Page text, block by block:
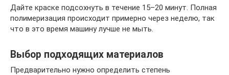
Дайте краске подсохнуть в течение 15–20 минут. Полная
полимеризация происходит примерно через неделю, так
что в это время машину лучше не мыть.
Выбор подходящих материалов
Предварительно нужно определить степень